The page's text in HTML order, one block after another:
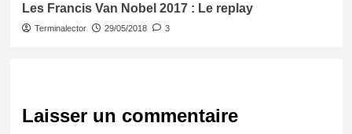
Les Francis Van Nobel 2017 : Le replay
Terminalector 29/05/2018 3
Laisser un commentaire